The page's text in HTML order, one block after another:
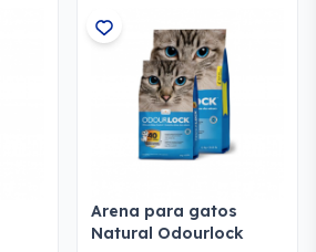
Arena para gatos
Natural Odourlock